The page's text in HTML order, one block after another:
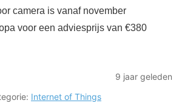
camera is vanaf november
voor een adviesprijs van €380
9 jaar geleden
Internet of Things